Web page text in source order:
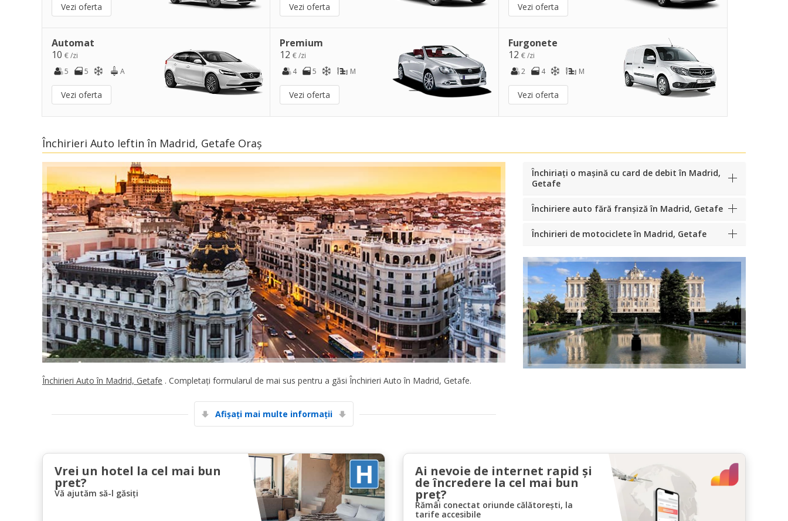
Vezi oferta Vezi oferta Vezi oferta
Automat
10 € /zi
5
5 A
Vezi oferta
Premium
12€ /zi
4
5 M
Vezi oferta
Furgonete
12 € /zi
2
4 M
Vezi oferta
Închirieri Auto Ieftin în Madrid, Getafe Oraș
Închirieri Auto în Madrid, Getafe . Completați formularul de mai sus pentru a găsi Închirieri Auto în Madrid, Getafe.
Afișați mai multe informații
Închiriați o mașină cu card de debit în Madrid,
Getafe
Închiriere auto fără franșiză în Madrid, Getafe
Închirieri de motociclete în Madrid, Getafe
Vrei un hotel la cel mai bun
pret?
Vă ajutăm să-l găsiți
Ai nevoie de internet rapid și
de încredere la cel mai bun
preț?
Rămâi conectat oriunde călătorești, la
tarife accesibile